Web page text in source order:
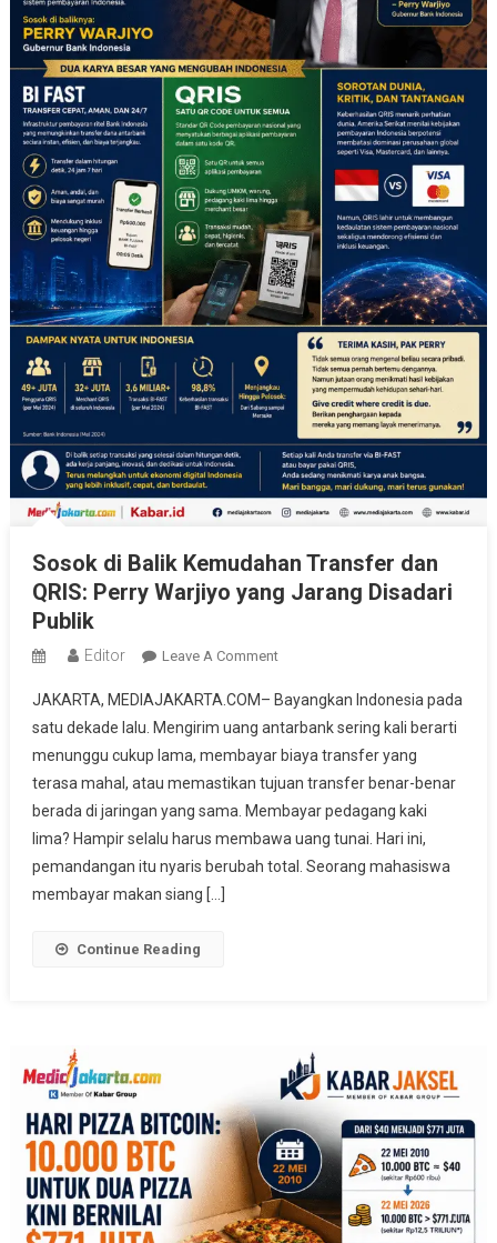
Sosok di Balik Kemudahan Transfer dan
QRIS: Perry Warjiyo yang Jarang Disadari
Publik
Editor Leave A CommentOn
Di
Balik
Kemudahan
Transfer
Dan
QRIS:
Perry
JAKARTA, MEDIAJAKARTA.COM– Bayangkan Indonesia pada
satu dekade lalu. Mengirim uang antarbank sering kali berarti
menunggu cukup lama, membayar biaya transfer yang
terasa mahal, atau memastikan tujuan transfer benar-benar
berada di jaringan yang sama. Membayar pedagang kaki
lima? Hampir selalu harus membawa uang tunai. Hari ini,
pemandangan itu nyaris berubah total. Seorang mahasiswa
membayar makan siang […]
Continue Reading